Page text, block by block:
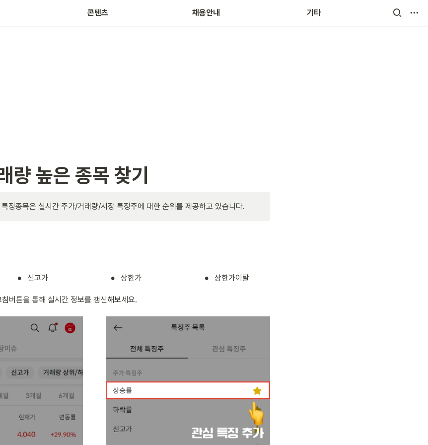
콘텐츠 채용안내 기타
주식 테마 정보 근무환경
량 높은 종목 찾기
징종목은 실시간 주가/거래량/시장 특징주에 대한 순위를 제공하고 있습니다.
• 신고가 • 상한가 • 상한가이탈
버튼을 통해 실시간 정보를 갱신해보세요.